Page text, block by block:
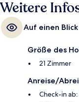
Weitere
Auf einen Blick
Größe des
21 Zimmer
Anreise/
Check-in